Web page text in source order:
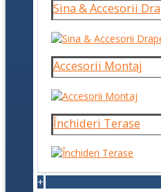
Sina & Accesorii
Accesorii Montaj
Închideri Terase
+